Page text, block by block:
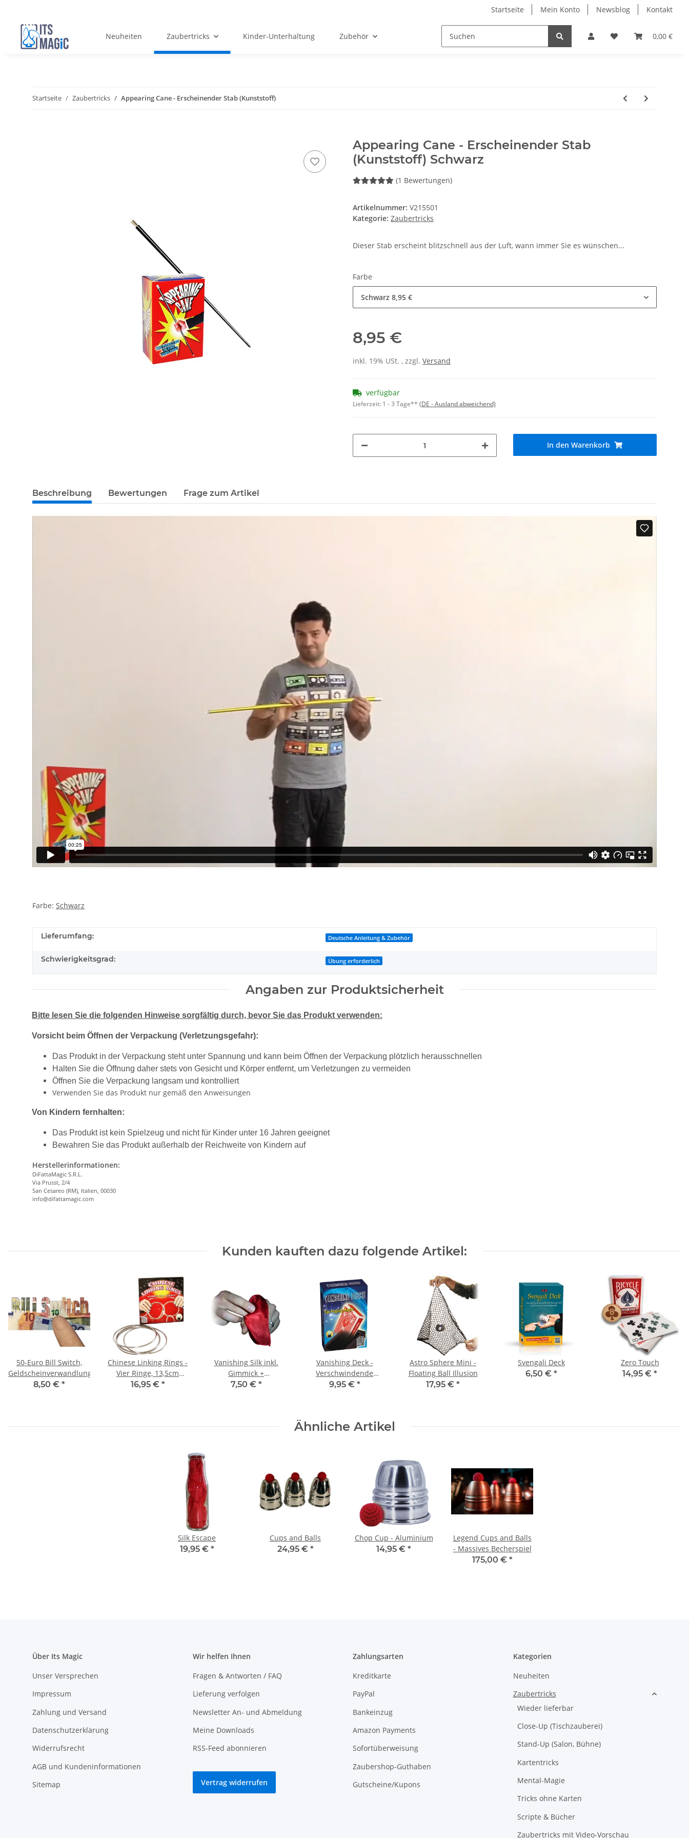
Startseite Mein Konto Newsblog Kontakt
0,00 €
Neuheiten Zaubertricks Kinder-Unterhaltung Zubehör
Startseite Zaubertricks Appearing Cane - Erscheinender Stab (Kunststoff)
Appearing Cane - Erscheinender Stab
(Kunststoff) Schwarz
(1 Bewertungen)
Artikelnummer: V215501
Kategorie: Zaubertricks
Dieser Stab erscheint blitzschnell aus der Luft, wann immer Sie es wünschen...
Farbe
Schwarz 8,95 €
8,95 €
inkl. 19% USt. , zzgl. Versand
verfügbar
Lieferzeit: 1 - 3 Tage** (DE - Ausland abweichend)
In den Warenkorb
Beschreibung Bewertungen Frage zum Artikel
Farbe: Schwarz
Lieferumfang: Deutsche Anleitung & Zubehör
Schwierigkeitsgrad: Übung erforderlich
Angaben zur Produktsicherheit
Bitte lesen Sie die folgenden Hinweise sorgfältig durch, bevor Sie das Produkt verwenden:
Vorsicht beim Öffnen der Verpackung (Verletzungsgefahr):
Das Produkt in der Verpackung steht unter Spannung und kann beim Öffnen der Verpackung plötzlich herausschnellen
Halten Sie die Öffnung daher stets von Gesicht und Körper entfernt, um Verletzungen zu vermeiden
Öffnen Sie die Verpackung langsam und kontrolliert
Verwenden Sie das Produkt nur gemäß den Anweisungen
Von Kindern fernhalten:
Das Produkt ist kein Spielzeug und nicht für Kinder unter 16 Jahren geeignet
Bewahren Sie das Produkt außerhalb der Reichweite von Kindern auf
Herstellerinformationen:
DiFattaMagic S.R.L.
Via Prusst, 2/4
San Cesareo (RM), Italien, 00030
info@difattamagic.com
Kunden kauften dazu folgende Artikel:
50-Euro Bill Switch,
Geldscheinverwandlung
8,50 € *
Chinese Linking Rings -
Vier Ringe, 13,5cm
Durchmesser
16,95 € *
Vanishing Silk inkl.
Gimmick +
deutschprachiger
7,50 € *
Vanishing Deck -
Verschwindende
Kartenschachtel
9,95 € *
Astro Sphere Mini -
Floating Ball Illusion
17,95 € *
Svengali Deck
6,50 € *
Zero Touch
14,95 € *
Ähnliche Artikel
Silk Escape
19,95 € *
Cups and Balls
24,95 € *
Chop Cup - Aluminium
14,95 € *
Legend Cups and Balls
- Massives Becherspiel
175,00 € *
Über Its Magic
Unser Versprechen
Impressum
Zahlung und Versand
Datenschutzerklärung
Widerrufsrecht
AGB und Kundeninformationen
Sitemap
Wir helfen Ihnen
Fragen & Antworten / FAQ
Lieferung verfolgen
Newsletter An- und Abmeldung
Meine Downloads
RSS-Feed abonnieren
Vertrag widerrufen
Zahlungsarten
Kreditkarte
PayPal
Bankeinzug
Amazon Payments
Sofortüberweisung
Zaubershop-Guthaben
Gutscheine/Kupons
Kategorien
Neuheiten
Zaubertricks
Wieder lieferbar
Close-Up (Tischzauberei)
Stand-Up (Salon, Bühne)
Kartentricks
Mental-Magie
Tricks ohne Karten
Scripte & Bücher
Zaubertricks mit Video-Vorschau